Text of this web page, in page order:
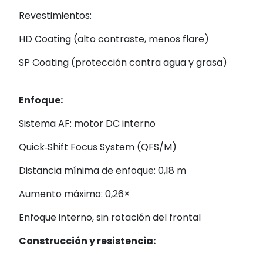
Revestimientos:
HD Coating (alto contraste, menos flare)
SP Coating (protección contra agua y grasa)
Enfoque:
Sistema AF: motor DC interno
Quick‑Shift Focus System (QFS/M)
Distancia mínima de enfoque: 0,18 m
Aumento máximo: 0,26×
Enfoque interno, sin rotación del frontal
Construcción y resistencia: